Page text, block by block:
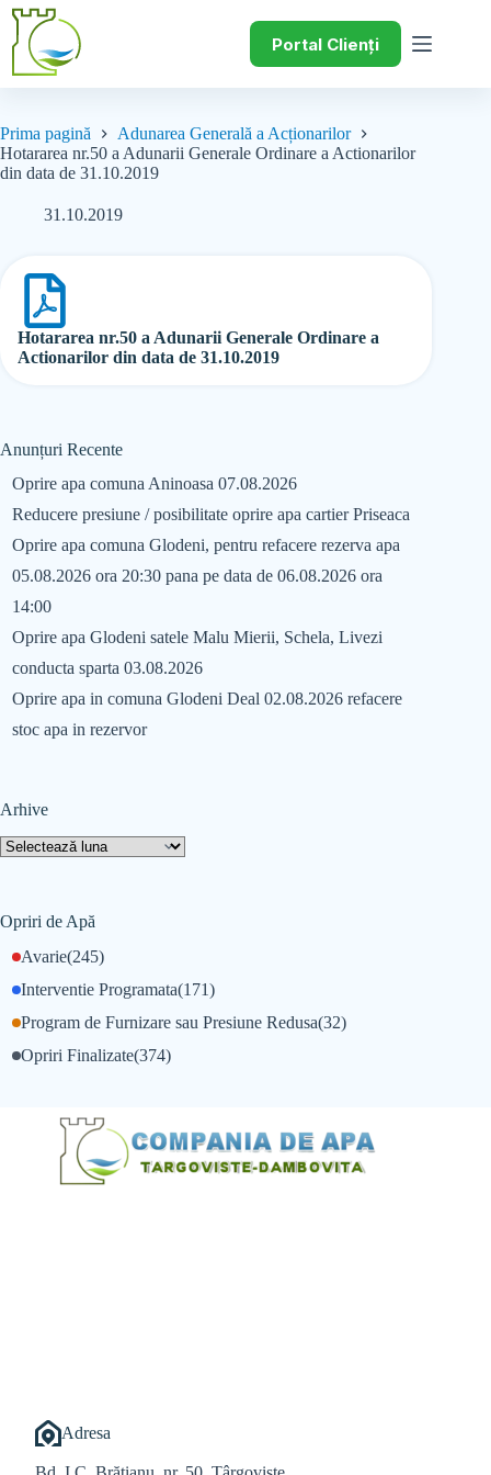
Portal Clienți
Prima pagină
Adunarea Generală a Acționarilor
Hotararea nr.50 a Adunarii Generale Ordinare a Actionarilor
din data de 31.10.2019
31.10.2019
Hotararea nr.50 a Adunarii Generale Ordinare a
Actionarilor din data de 31.10.2019
Anunțuri Recente
Oprire apa comuna Aninoasa 07.08.2026
Reducere presiune / posibilitate oprire apa cartier Priseaca
Oprire apa comuna Glodeni, pentru refacere rezerva apa
05.08.2026 ora 20:30 pana pe data de 06.08.2026 ora
14:00
Oprire apa Glodeni satele Malu Mierii, Schela, Livezi
conducta sparta 03.08.2026
Oprire apa in comuna Glodeni Deal 02.08.2026 refacere
stoc apa in rezervor
Arhive
Opriri de Apă
Avarie(245)
Interventie Programata(171)
Opriri Finalizate(374)
Program de Furnizare sau Presiune Redusa(32)
Adresa